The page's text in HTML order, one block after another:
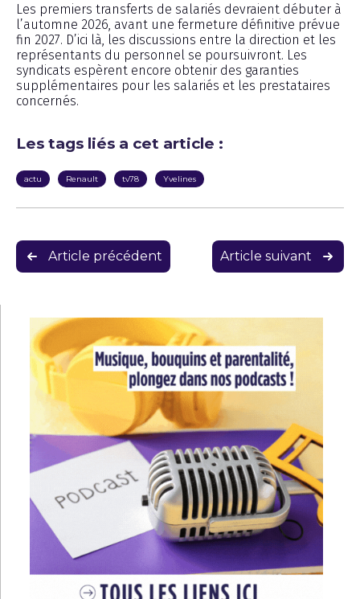
Les premiers transferts de salariés devraient débuter à
l’automne 2026, avant une fermeture définitive prévue
fin 2027. D’ici là, les discussions entre la direction et les
représentants du personnel se poursuivront. Les
syndicats espèrent encore obtenir des garanties
supplémentaires pour les salariés et les prestataires
concernés.
Les tags liés a cet article :
actu Renault tv78 Yvelines
Navigation
de
Article précédent Article suivant